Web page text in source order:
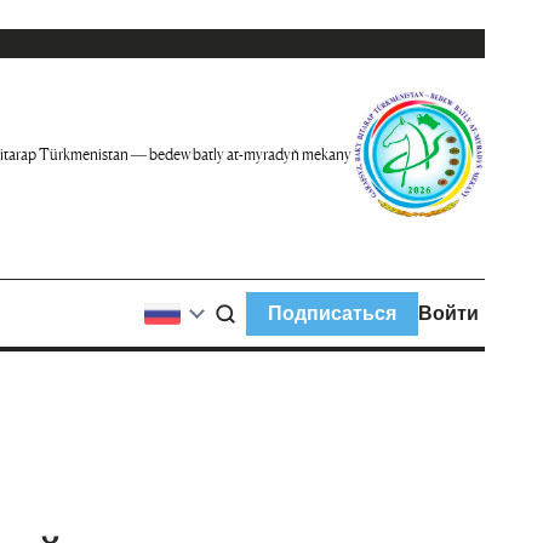
Türkmenistan — bedew batly at-myradyň mekany
Подписаться Войти